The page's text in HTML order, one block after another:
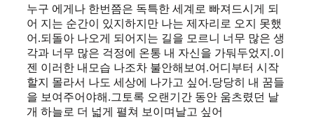
누구 에게나 한번쯤은 독특한 세계로 빠져드시게 되
어 지는 순간이 있지하지만 나는 제자리로 오지 못했
어.되돌아 나오게 되어지는 길을 모르니 너무 많은 생
각과 너무 많은 걱정에 온통 내 자신을 가둬두었지.이
젠 이러한 내모습 나조차 불안해보여.어디부터 시작
할지 몰라서 나도 세상에 나가고 싶어.당당히 내 꿈들
을 보여주어야해.그토록 오랜기간 동안 움츠렸던 날
개 하늘로 더 넓게 펼쳐 보이며날고 싶어